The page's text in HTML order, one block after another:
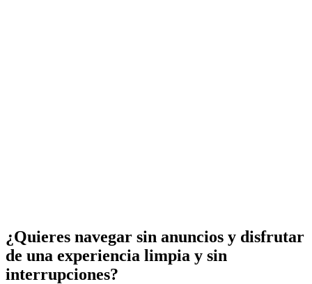
¿Quieres navegar sin anuncios y disfrutar
de una experiencia limpia y sin
interrupciones?